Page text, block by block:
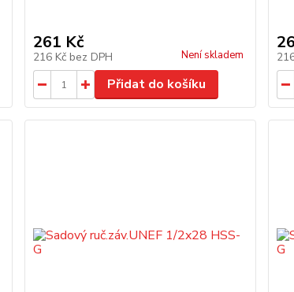
261 Kč
216 Kč bez DPH Není skladem
Přidat do košíku